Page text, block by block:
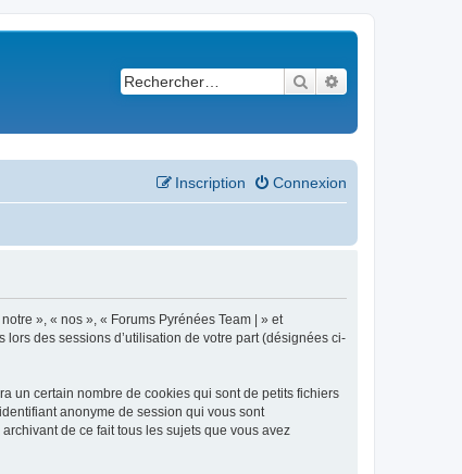
Rechercher
Connexion
Inscription
», « nos », « Forums Pyrénées Team | » et
des sessions d’utilisation de votre part (désignées ci-
un certain nombre de cookies qui sont de petits fichiers
anonyme de session qui vous sont
de ce fait tous les sujets que vous avez